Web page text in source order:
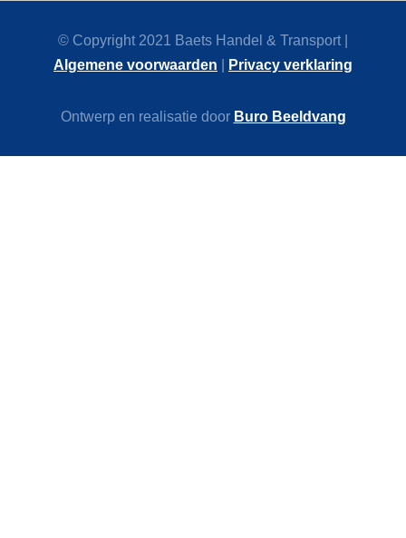
© Copyright 2021 Baets Handel & Transport |
Algemene voorwaarden
Privacy verklaring
Ontwerp en realisatie door Buro Beeldvang